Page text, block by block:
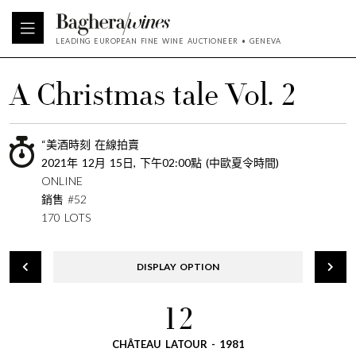
LEADING EUROPEAN FINE WINE AUCTIONEER • GENEVA
A Christmas tale Vol. 2
“美酒時刻 在線拍賣
2021年 12月 15日, 下午02:00點 (中歐夏令時間)
ONLINE
銷售 #52
170 LOTS
DISPLAY OPTION
12
CHÂTEAU LATOUR - 1981